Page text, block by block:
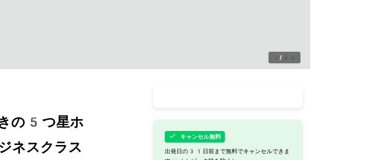
1 / 40
きの5つ星ホ
ネスクラス
キャンセル無料
出発日の31日前まで無料でキャンセルできま